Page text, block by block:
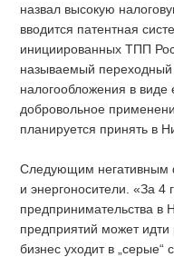
назвал высокую
вводится патентная
инициированных ТПП
называемый переходный
налогообложения в
добровольное
планируется принять в
Следующим негативным
и энергоносители. «За
предпринимательства в
предприятий может идти
бизнес уходит в